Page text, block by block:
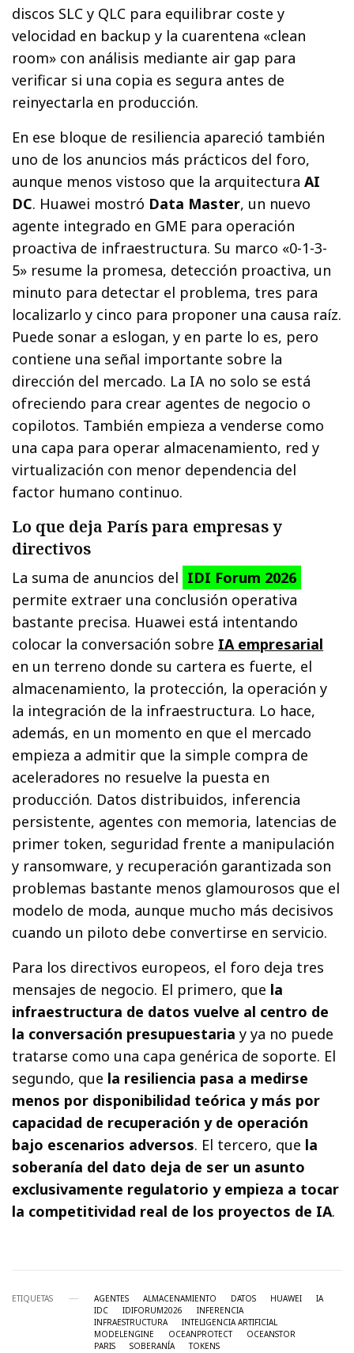
discos SLC y QLC para equilibrar coste y
velocidad en backup y la cuarentena «clean
room» con análisis mediante air gap para
verificar si una copia es segura antes de
reinyectarla en producción.
En ese bloque de resiliencia apareció también
uno de los anuncios más prácticos del foro,
aunque menos vistoso que la arquitecturaAI
DC. Huawei mostró Data Master, un nuevo
agente integrado en GME para operación
proactiva de infraestructura. Su marco «0-1-3-
5» resume la promesa, detección proactiva, un
minuto para detectar el problema, tres para
localizarlo y cinco para proponer una causa raíz.
Puede sonar a eslogan, y en parte lo es, pero
contiene una señal importante sobre la
dirección del mercado. La IA no solo se está
ofreciendo para crear agentes de negocio o
copilotos. También empieza a venderse como
una capa para operar almacenamiento, red y
virtualización con menor dependencia del
factor humano continuo.
Lo que deja París para empresas y
directivos
La suma de anuncios del IDI Forum 2026
permite extraer una conclusión operativa
bastante precisa. Huawei está intentando
colocar la conversación sobre IA empresarial
en un terreno donde su cartera es fuerte, el
almacenamiento, la protección, la operación y
la integración de la infraestructura. Lo hace,
además, en un momento en que el mercado
empieza a admitir que la simple compra de
aceleradores no resuelve la puesta en
producción. Datos distribuidos, inferencia
persistente, agentes con memoria, latencias de
primer token, seguridad frente a manipulación
y ransomware, y recuperación garantizada son
problemas bastante menos glamourosos que el
modelo de moda, aunque mucho más decisivos
cuando un piloto debe convertirse en servicio.
Para los directivos europeos, el foro deja tres
mensajes de negocio. El primero, que la
infraestructura de datos vuelve al centro de
la conversación presupuestaria y ya no puede
tratarse como una capa genérica de soporte. El
segundo, que la resiliencia pasa a medirse
menos por disponibilidad teórica y más por
capacidad de recuperación y de operación
bajo escenarios adversos. El tercero, que la
soberanía del dato deja de ser un asunto
exclusivamente regulatorio y empieza a tocar
la competitividad real de los proyectos de IA.
ETIQUETAS AGENTES ALMACENAMIENTO DATOS HUAWEI
IA
IDC
IDIFORUM2026
INFERENCIA
INFRAESTRUCTURA
INTELIGENCIA ARTIFICIAL
MODELENGINE
OCEANPROTECT
OCEANSTOR
PARIS
SOBERANÍA TOKENS